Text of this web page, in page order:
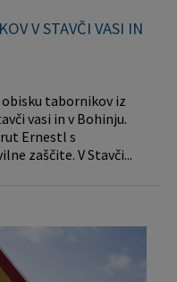
V STAVČI VASI IN
tabornikov iz
vasi in v Bohinju.
Ernestl s
zaščite. V Stavči...